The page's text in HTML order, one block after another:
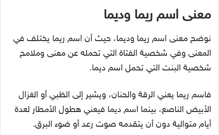
معنى اسم ريما وديما
نوضح معنى اسم ريما وديما، حيث أن اسم ريما يختلف في
المعنى وفي شخصية الفتاة التي تحمله عن معنى وملامح
شخصية البنت التي تحمل اسم ديما.
فاسم ريما يعني الرقة والحنان، ويشير إلى الظبي أو الغزال
الأبيض الناصع، بينما اسم ديما فيعني هطول الأمطار لعدة
أيام متوالية دون أن يتقدمه صوت رعد أو ضوء البرق.